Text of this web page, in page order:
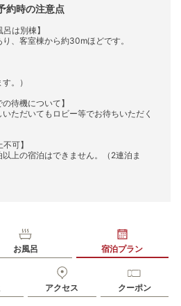
約時の注意点
は別棟】
、客室棟から約30mほどです。
。）
待機について】
ただいてもロビー等でお待ちいただく
可】
上の宿泊はできません。（2連泊ま
お風呂 宿泊プラン
アクセス クーポン